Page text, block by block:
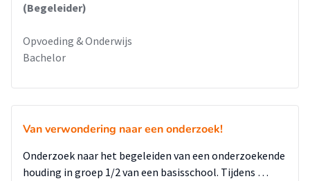
betrouwbaarder zijn. Daarbij heeft leerkracht 2 de leerlingen
zelfontworpen door de leerkracht. Een eventuele methode
zou ervoor kunnen zorgen dat leerlingen nog hoger scoren
een methode de onderwijsbehoeften van de leerlingen niet
uit het oog te verliezen.
Wel is er nog op een aantal onderdelen van de zelfsturing
zichzelf kritische vragen te stellen. Dit zou dan ook een
vervolgonderzoek kunnen zijn.
(Begeleider)
Opvoeding & Onderwijs
Bachelor
Van verwondering naar een onderzoek!
Onderzoek naar het begeleiden van een onderzoekende
houding in groep 1/2 van een basisschool. Tijdens …